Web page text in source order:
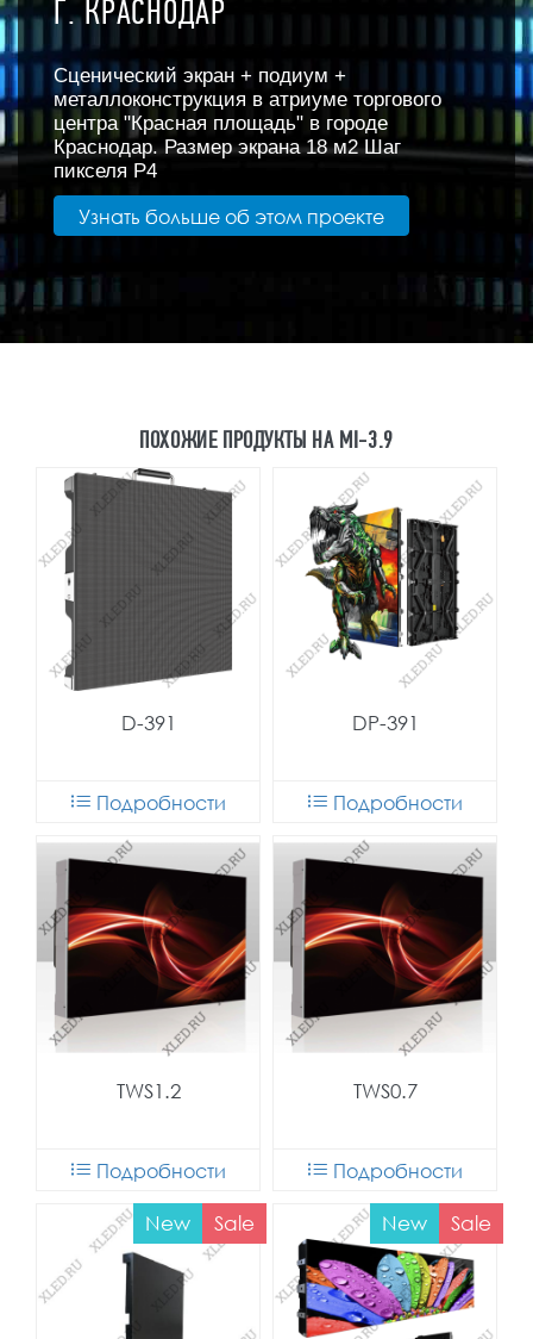
Г. КРАСНОДАР
Сценический экран + подиум +
металлоконструкция в атриуме торгового
центра "Красная площадь" в городе
Краснодар. Размер экрана 18 м2 Шаг
пикселя Р4
Узнать больше об этом проекте
ПОХОЖИЕ ПРОДУКТЫ НА MI-3.9
D-391
Подробности
DP-391
Подробности
TWS1.2
Подробности
TWS0.7
Подробности
Sale
New Sale
New